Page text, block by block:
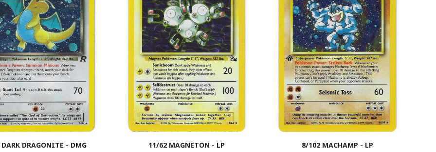
DRAGONITE - DMG 11/62 MAGNETON - LP 8/102 MACHAMP - LP